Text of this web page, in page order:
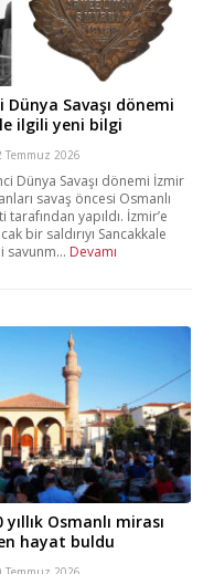
Dünya Savaşı dönemi
ilgili yeni bilgi
Temmuz 2026
Dünya Savaşı dönemi İzmir
savaş öncesi Osmanlı
yapıldı. İzmir’e
bir saldırıyı Sancakkale
savunm... Devamı
Osmanlı mirası
hayat buldu